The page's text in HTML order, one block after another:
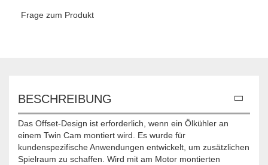
Frage zum Produkt
BESCHREIBUNG
Das Offset-Design ist erforderlich, wenn ein Ölkühler an
einem Twin Cam montiert wird. Es wurde für
kundenspezifische Anwendungen entwickelt, um zusätzlichen
Spielraum zu schaffen. Wird mit am Motor montierten